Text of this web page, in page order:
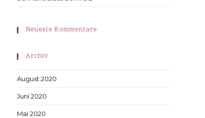
Neueste Kommentare
Archiv
August 2020
Juni 2020
Mai 2020